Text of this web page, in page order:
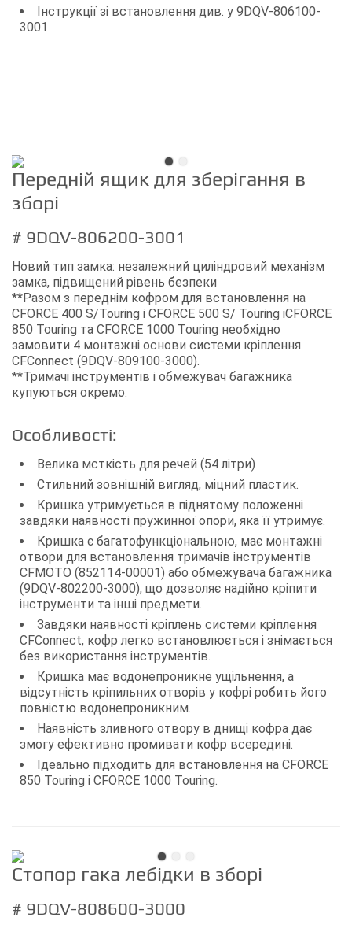
Інструкції зі встановлення див. у 9DQV-806100-
3001
Передній ящик для зберігання в
зборі
# 9DQV-806200-3001
Новий тип замка: незалежний циліндровий механізм
замка, підвищений рівень безпеки
**Разом з переднім кофром для встановлення на
CFORCE 400 S/Touring і CFORCE 500 S/ Touring іCFORCE
850 Touring та CFORCE 1000 Touring необхідно
замовити 4 монтажні основи системи кріплення
CFConnect (9DQV-809100-3000).
**Тримачі інструментів і обмежувач багажника
купуються окремо.
Особливості:
Велика мсткість для речей (54 літри)
Стильний зовнішній вигляд, міцний пластик.
Кришка утримується в піднятому положенні
завдяки наявності пружинної опори, яка її утримує.
Кришка є багатофункціональною, має монтажні
отвори для встановлення тримачів інструментів
CFMOTO (852114-00001) або обмежувача багажника
(9DQV-802200-3000), що дозволяє надійно кріпити
інструменти та інші предмети.
Завдяки наявності кріплень системи кріплення
CFConnect, кофр легко встановлюється і знімається
без використання інструментів.
Кришка має водонепроникне ущільнення, а
відсутність кріпильних отворів у кофрі робить його
повністю водонепроникним.
Наявність зливного отвору в днищі кофра дає
змогу ефективно промивати кофр всередині.
Ідеально підходить для встановлення на CFORCE
850 Touring і CFORCE 1000 Touring.
Стопор гака лебідки в зборі
# 9DQV-808600-3000